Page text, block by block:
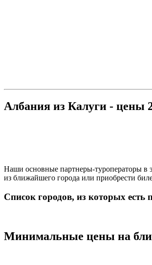
Албания из Калуги - цены
Наши основные партнеры-туроператоры в
из ближайшего города или приобрести
Список городов, из которых
Минимальные цены на